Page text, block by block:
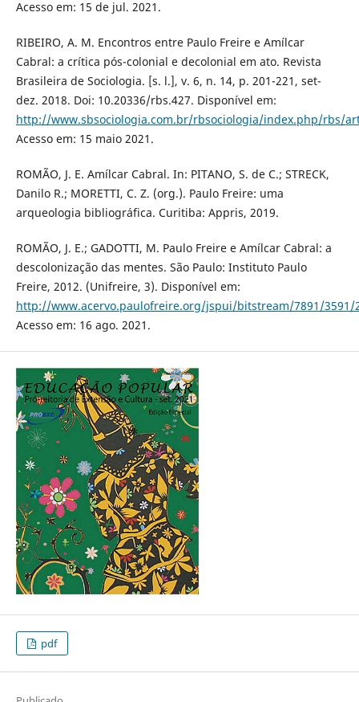
Acesso em: 15 de jul. 2021.
RIBEIRO, A. M. Encontros entre Paulo Freire e Amílcar
Cabral: a crítica pós-colonial e decolonial em ato. Revista
Brasileira de Sociologia. [s. l.], v. 6, n. 14, p. 201-221, set-
dez. 2018. Doi: 10.20336/rbs.427. Disponível em:
http://www.sbsociologia.com.br/rbsociologia/index.php/rbs/
Acesso em: 15 maio 2021.
ROMÃO, J. E. Amílcar Cabral. In: PITANO, S. de C.; STRECK,
Danilo R.; MORETTI, C. Z. (org.). Paulo Freire: uma
arqueologia bibliográfica. Curitiba: Appris, 2019.
ROMÃO, J. E.; GADOTTI, M. Paulo Freire e Amílcar Cabral: a
descolonização das mentes. São Paulo: Instituto Paulo
Freire, 2012. (Unifreire, 3). Disponível em:
http://www.acervo.paulofreire.org/jspui/bitstream/7891/3591/2/
Acesso em: 16 ago. 2021.
pdf